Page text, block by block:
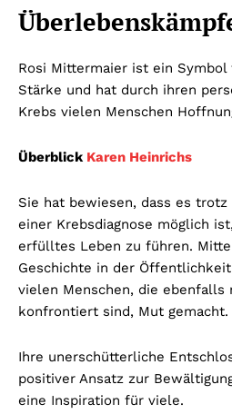
Rosi Mittermaier ist ein Symbol
Stärke und hat durch ihren
Krebs vielen Menschen
Überblick Karen Heinrichs
Sie hat bewiesen, dass es
einer Krebsdiagnose möglich
erfülltes Leben zu führen.
Geschichte in der
vielen Menschen, die ebenfalls
konfrontiert sind, Mut gemacht.
Ihre unerschütterliche
positiver Ansatz zur
eine Inspiration für viele.